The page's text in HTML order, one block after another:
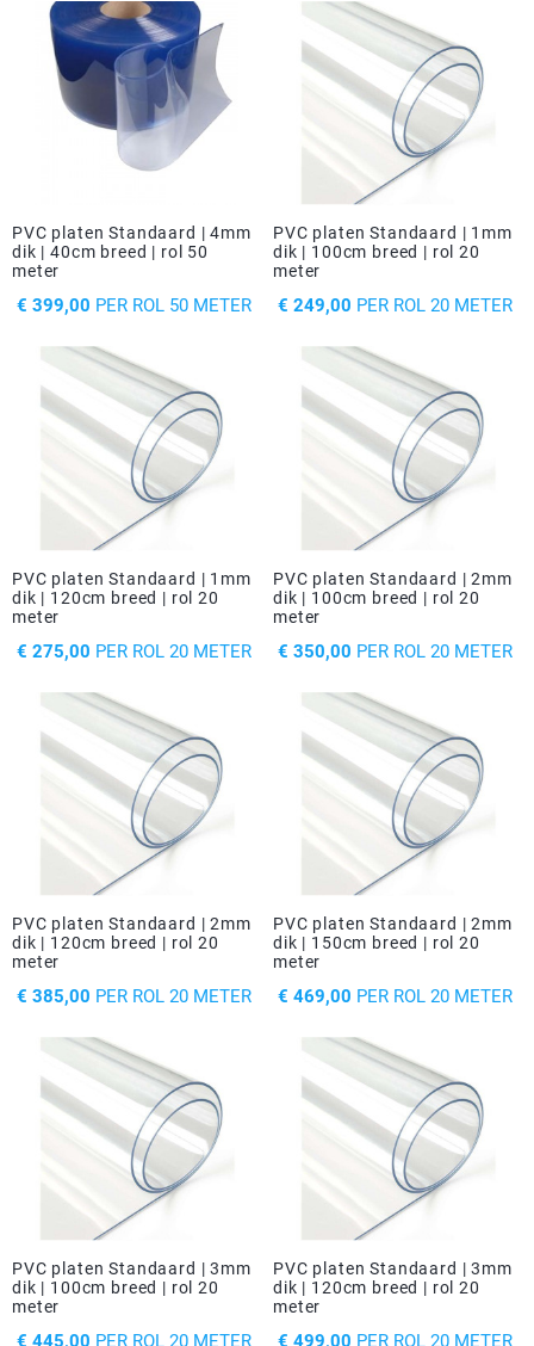
PVC platen Standaard | 4mm
dik | 40cm breed | rol 50
meter
€ 399,00 PER ROL 50 METER
PRIJS
PVC platen Standaard | 1mm
dik | 100cm breed | rol 20
meter
€ 249,00 PER ROL 20 METER
PRIJS
PVC platen Standaard | 1mm
dik | 120cm breed | rol 20
meter
€ 275,00 PER ROL 20 METER
PRIJS
PVC platen Standaard | 2mm
dik | 100cm breed | rol 20
meter
€ 350,00 PER ROL 20 METER
PRIJS
PVC platen Standaard | 2mm
dik | 120cm breed | rol 20
meter
€ 385,00 PER ROL 20 METER
PRIJS
PVC platen Standaard | 2mm
dik | 150cm breed | rol 20
meter
€ 469,00 PER ROL 20 METER
PRIJS
PVC platen Standaard | 3mm
dik | 100cm breed | rol 20
meter
PRIJS
PVC platen Standaard | 3mm
dik | 120cm breed | rol 20
meter
PRIJS